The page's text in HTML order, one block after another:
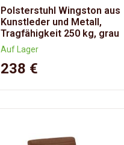
Polsterstuhl Wingston aus
Kunstleder und Metall,
Tragfähigkeit 250 kg, grau
Auf Lager
238 €